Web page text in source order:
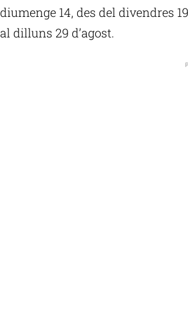
diumenge 14, des del divendres
al dilluns 29 d’agost.